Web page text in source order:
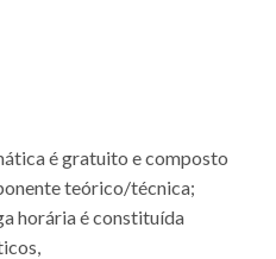
é gratuito e composto
teórico/técnica;
horária é constituída